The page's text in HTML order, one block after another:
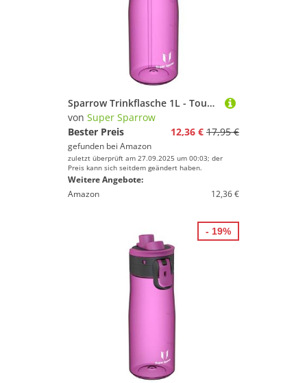
Sparrow Trinkflasche 1L - TouchFlow Tritan Wasserflasche - BPA-frei - Sportflasche Auslaufsicher - Trinkflaschen mit Strohhalm für Sport, Outdoor - Leicht, Nachhaltig
von Super Sparrow
Bester Preis
12,36 € 17,95 €
gefunden bei Amazon
zuletzt überprüft am 27.09.2025 um 00:03; der
Preis kann sich seitdem geändert haben.
Weitere Angebote:
Amazon
12,36 €
- 19%